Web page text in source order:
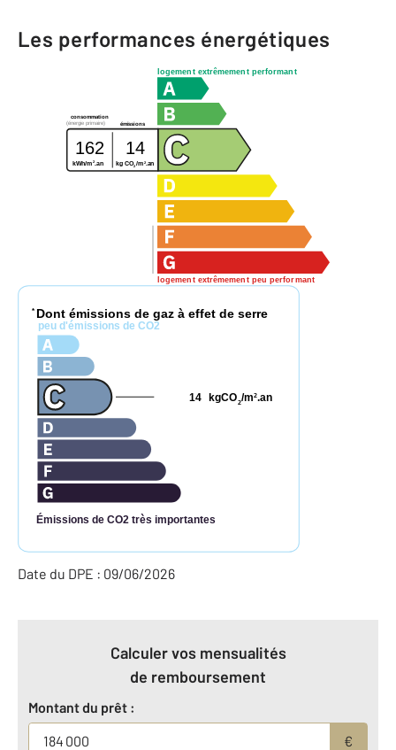
Les performances énergétiques
logement extrêmement performant
logement extrêmement peu performant
consommation
émissions
(énergie primaire)
162 14
kWh/m 2 .an kg CO2/m2.an
* Dont émissions de gaz à effet de serre
peu d'émissions de CO2
Émissions de CO2 très importantes
kgCO2/m2.an
14
Date du DPE : 09/06/2026
Calculer vos mensualités
de remboursement
Montant du prêt :
€